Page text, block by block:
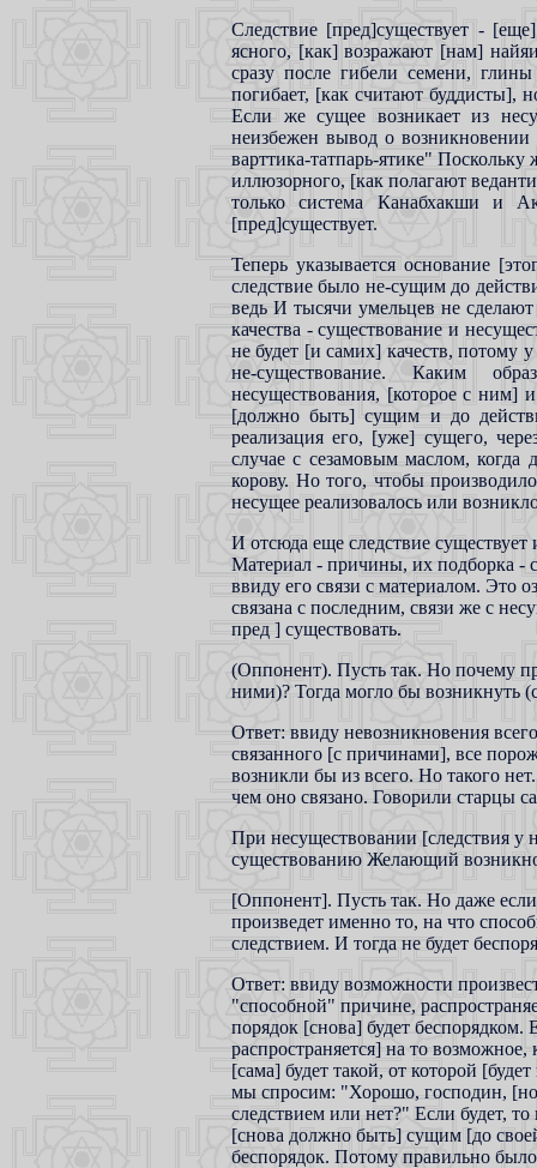
Следствие [пред]существует -
ясного, [как] возражают [нам]
сразу после гибели семени,
погибает, [как считают буддисты],
Если же сущее возникает из
неизбежен вывод о
варттика-татпарь-ятике"
иллюзорного, [как полагают
только система Канабхакши и
[пред]существует.
Теперь указывается основание
следствие было не-сущим до
ведь И тысячи умельцев не
качества - существование и
не будет [и самих] качеств, потому
не-существование. Каким
несуществования, [которое с ним]
[должно быть] сущим и до
реализация его, [уже] сущего,
случае с сезамовым маслом, когда
корову. Но того, чтобы
несущее реализовалось или
И отсюда еще следствие
Материал - причины, их подборка -
ввиду его связи с материалом. Это
связана с последним, связи же с
пред ] существовать.
(Оппонент). Пусть так. Но почему
ними)? Тогда могло бы возникнуть
Ответ: ввиду невозникновения
связанного [с причинами], все
возникли бы из всего. Но такого
чем оно связано. Говорили старцы
При несуществовании [следствия у
существованию Желающий
[Оппонент]. Пусть так. Но даже
произведет именно то, на что
следствием. И тогда не будет
Ответ: ввиду возможности
"способной" причине,
порядок [снова] будет беспорядком.
распространяется] на то
[сама] будет такой, от которой
мы спросим: "Хорошо, господин, [но
следствием или нет?" Если будет,
[снова должно быть] сущим [до
беспорядок. Потому правильно было